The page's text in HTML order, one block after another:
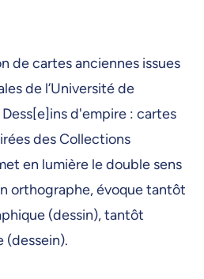
09:00
09:00
09:00
09:00
09:00
09:00
09:00
de cartes anciennes issues
de l’Université de
d'empire : cartes
des Collections
en lumière le double sens
orthographe, évoque tantôt
(dessin), tantôt
(dessein).